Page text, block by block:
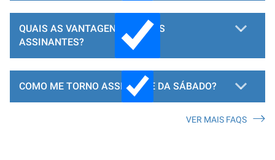
QUAIS AS VANTAGENS PARA OS
ASSINANTES?
COMO ME TORNO ASSINANTE DA SÁBADO?
VER MAIS FAQS